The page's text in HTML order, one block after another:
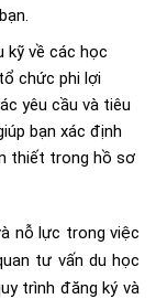
kỹ về các học
chức phi lợi
yêu cầu và tiêu
bạn xác định
thiết trong hồ sơ
nỗ lực trong việc
tư vấn du học
trình đăng ký và